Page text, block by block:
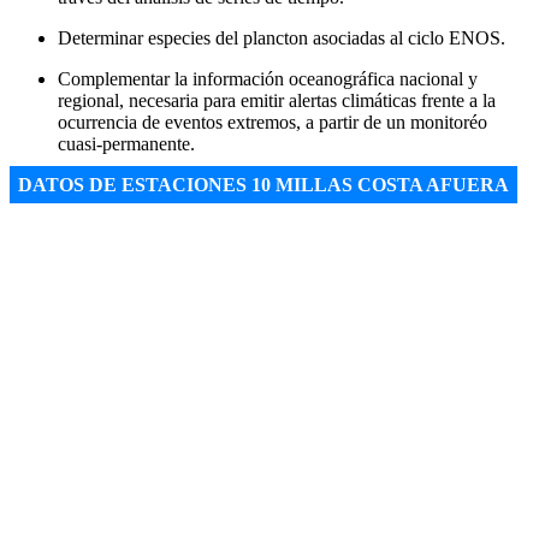
Determinar especies del plancton asociadas al ciclo ENOS.
Complementar la información oceanográfica nacional y
regional, necesaria para emitir alertas climáticas frente a la
ocurrencia de eventos extremos, a partir de un monitoréo
cuasi-permanente.
DATOS DE ESTACIONES 10 MILLAS COSTA AFUERA